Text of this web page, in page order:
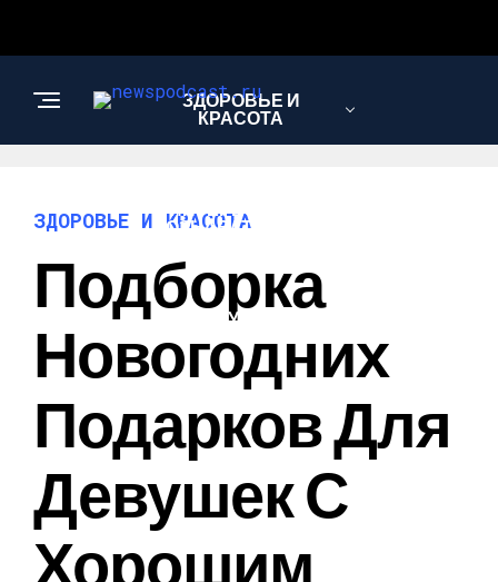
ЗДОРОВЬЕ И
КРАСОТА
ИНТЕРЕСНОЕ И
ПОЗНАВАТЕЛЬНОЕ
НАУКА И
ЗДОРОВЬЕ И КРАСОТА
Подборка
Новогодних
Подарков Для
Девушек С
Хорошим